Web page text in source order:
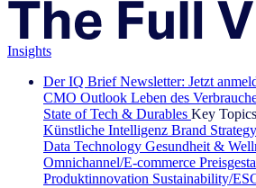
Insights
Der IQ Brief Newsletter: Jetzt
CMO Outlook Leben des
State of Tech & Durables Key Topics
Künstliche Intelligenz Brand Strategy
Data Technology Gesundheit &
Omnichannel/E-commerce
Produktinnovation Sustainability/